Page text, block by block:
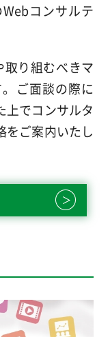
コンサルテ
り組むべきマ
ご面談の際に
上でコンサルタ
をご案内いたし